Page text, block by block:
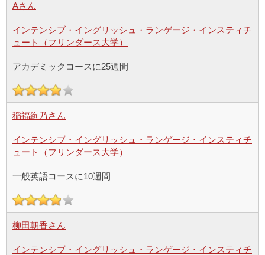
Aさん
インテンシブ・イングリッシュ・ランゲージ・インスティチ
ュート（フリンダース大学）
アカデミックコースに25週間
稲福絢乃さん
インテンシブ・イングリッシュ・ランゲージ・インスティチ
ュート（フリンダース大学）
一般英語コースに10週間
柳田朝香さん
インテンシブ・イングリッシュ・ランゲージ・インスティチ